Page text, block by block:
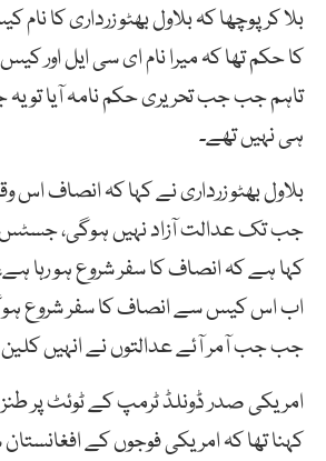
بلا کر پوچھا کہ بلاول بھٹو زرداری کا نام
کا حکم تھا کہ میرا نام ای سی ایل اور
تاہم جب جب تحریری حکم نامہ آیا تو
ہی نہیں تھے۔
بلاول بھٹو زرداری نے کہا کہ انصاف اس
جب تک عدالت آزاد نہیں ہوگی،
کہا ہے کہ انصاف کا سفر شروع ہو رہا
اب اس کیس سے انصاف کا سفر شروع
جب جب آمر آئے عدالتوں نے انہیں
امریکی صدر ڈونلڈ ٹرمپ کے ٹوئٹ پر
کہنا تھا کہ امریکی فوجوں کے